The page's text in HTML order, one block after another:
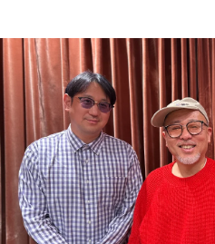
お知らせ
イベント・グッズ
YouTube
会社情報